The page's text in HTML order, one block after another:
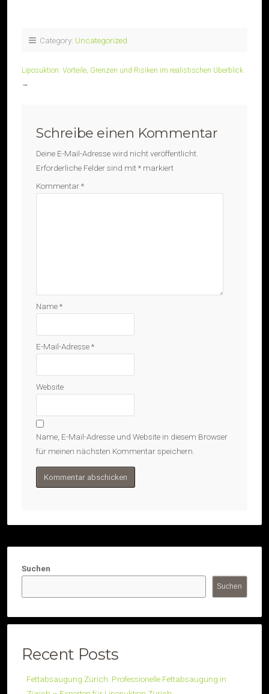
Category: Uncategorized
Liposuktion: Vorteile, Grenzen und Risiken im realistischen Überblick
→
Schreibe einen Kommentar
Deine E-Mail-Adresse wird nicht veröffentlicht.
Erforderliche Felder sind mit* markiert
Kommentar*
Name*
E-Mail-Adresse*
Website
Name, E-Mail-Adresse und Website in diesem Browser
für meinen nächsten Kommentar speichern.
Suchen
Suchen
Recent Posts
Fettabsaugung Zürich: Professionelle Fettabsaugung in